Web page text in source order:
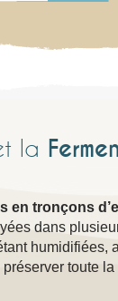
la
en tronçons
dans
humidifiées,
préserver toute